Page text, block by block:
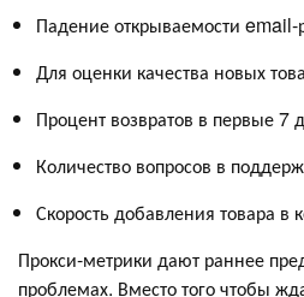
Падение открываемости email-
Для оценки качества новых
Процент возвратов в первые 7
Количество вопросов в
Скорость добавления товара в
Прокси-метрики дают раннее
проблемах. Вместо того чтобы